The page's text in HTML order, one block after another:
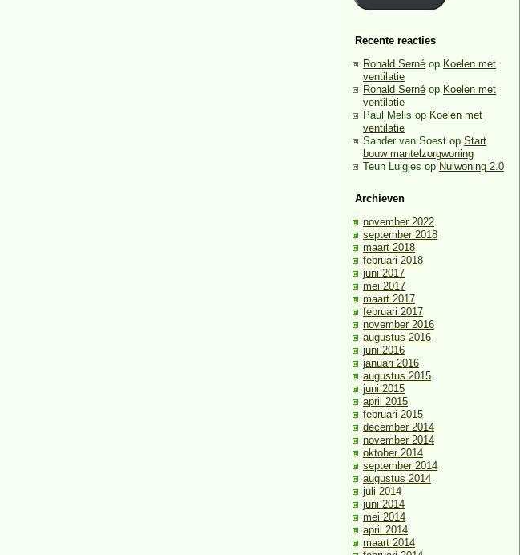
Recente reacties
Ronald Serné op Koelen met
ventilatie
Ronald Serné op Koelen met
ventilatie
Paul Melis op Koelen met
ventilatie
Sander van Soest op Start
bouw mantelzorgwoning
Teun Luigjes op Nulwoning 2.0
Archieven
november 2022
september 2018
maart 2018
februari 2018
juni 2017
mei 2017
maart 2017
februari 2017
november 2016
augustus 2016
juni 2016
januari 2016
augustus 2015
juni 2015
april 2015
februari 2015
december 2014
november 2014
oktober 2014
september 2014
augustus 2014
juli 2014
juni 2014
mei 2014
april 2014
maart 2014